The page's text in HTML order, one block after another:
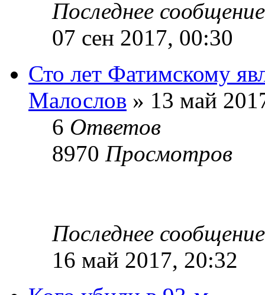
Последнее
07 сен 2017, 00:30
Сто лет Фатимскому
Малослов » 13 май
6 Ответов
8970 Просмотров
Последнее
16 май 2017, 20:32